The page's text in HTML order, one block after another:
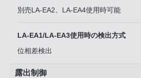
別売LA-EA2、LA-EA4使用時可能
LA-EA1/LA-EA3使用時の検出方式
位相差検出
露出制御